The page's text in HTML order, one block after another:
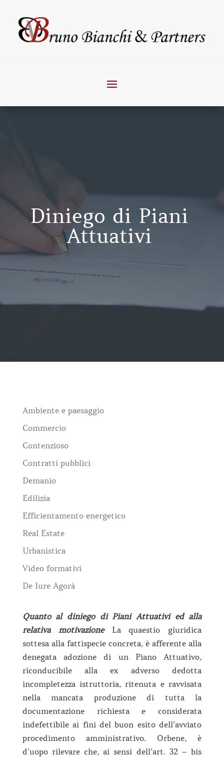
Diniego di Piani
Attuativi
Ambiente e paesaggio
Commercio
Contenzioso
Contratti pubblici
Demanio
Edilizia
Efficientamento energetico
Real Estate
Urbanistica
Video formativi
De Iure Agorà
Quanto al diniego di Piani Attuativi ed alla
relativa motivazioneLa quaestio giuridica
sottesa alla fattispecie concreta, è afferente alla
denegata adozione di un Piano Attuativo,
riconducibile alla ex adverso dedotta
incompletezza istruttoria, ritenuta e ravvisata
nella mancata produzione di tutta la
documentazione richiesta e considerata
indefettibile ai fini del buon esito dell’avviato
procedimento amministrativo. Orbene, è
d’uopo rilevare che, ai sensi dell’art. 32 – bis